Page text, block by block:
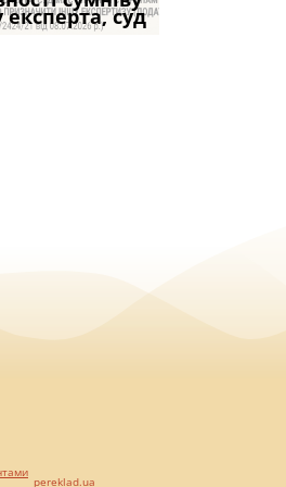
частини за ігн
Кримінального
возможно
експерта, суд
pereklad.ua